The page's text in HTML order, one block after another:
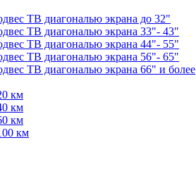
ТВ диагональю экрана до 32"
ТВ диагональю экрана 33"- 43"
ТВ диагональю экрана 44"- 55"
ТВ диагональю экрана 56"- 65"
ТВ диагональю экрана 66" и более
км
км
км
км